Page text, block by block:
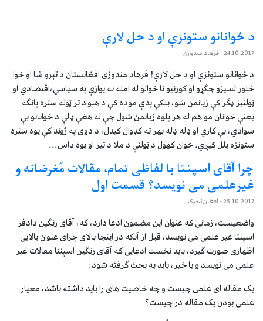
د ځوانانو ستونزې او د حل لارې
24.10.2017- فرهاد مندوزی
د ځوانانو ستونزې او د حل لارې! فرهاد مندوزی افغانستان د تېرو شا او خوا
څلور لسیزو جګړو او کورنیو نا خوالو له امله نه یوازې په سیاسي،اقتصادي او
ټولنیز ‌‌‌‌‌‌ډګر کې زیانمن شو، بلکې پدې موده کې د هېواد تر ټوله ستره پانګه
یعنې ځوانان مو هم له هر پلوه زیانمن شول چې له هغې ‌‌‌‌‌‌ډلې د ځوانانو بې
سوادي، بې کاري او ډله ډله بهر ته کډوال کیدل، د دوی په ژوند کې یوه ستره
ستونزه بلل کیږي. ځوان کهول د ټولنې د ملا د تیر او یوه داس...
چرا آقای اسپنتا با لفاظی تمام، مقالات مُغرضانه و
غیرعلمی می نویسد؟ قسمت اول
25.10.2017- افغان تحرک
واضعیست، زمانی که عنوان این مضمون ادعا دارد، که، آقای رنگین دادفر
اسپنتا غیر علمی می نویسد، قبل از آنکه در اینجا بالای چرای عنوان بالایی
اظهاری صورت گیرد، باید نخست ادعایی که آقای رنگین اسپنتا مقالات غیر
علمی می نویسد و یا خیر، باید به بحث گرفته شود:
یک مقاله ای علمی چیست و چه خاصیت های را باید داشته باشد، معیار
علمی بودن یک مقاله در چیست؟